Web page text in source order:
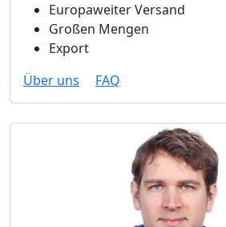
Europaweiter Versand
Großen Mengen
Export
Über uns
FAQ